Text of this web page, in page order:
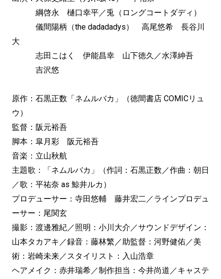
綱啓永 樋口幸平／兎（ロングコートダディ）
儀間陽柄（the dadadadys） 高尾悠希 長谷川
大
志田こはく 伊能昌幸 山下徳久／水澤紳吾
吉沢悠
原作：石黒正数「ネムルバカ」（徳間書店 COMICリュ
ウ）
監督：阪元裕吾
脚本：皐月彩 阪元裕吾
音楽：立山秋航
主題歌：「ネムルバカ」（作詞：石黒正数／作曲：朝日
／歌：平祐奈 as 鯨井ルカ）
プロデューサー：寺田悠輔 藤井宏二／ラインプロデュ
ーサー：尾関玄
撮影：渡邊雅紀／照明：小川大介／サウンドデザイン：
山本タカアキ／録音：藤林繁／助監督：河野健佑／美
術：岩崎未来／スタイリスト：入山浩章
ヘアメイク：赤井瑞希／制作担当：今井尚道／キャステ